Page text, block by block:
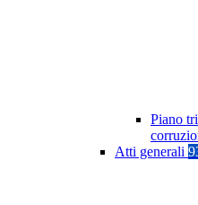
Piano
Atti generali